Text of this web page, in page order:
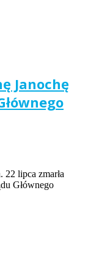
Janochę
22 lipca zmarła
Głównego